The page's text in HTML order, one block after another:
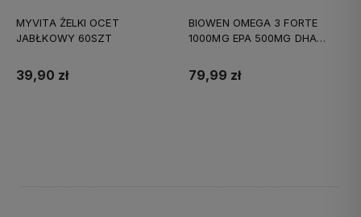
MYVITA ŻELKI OCET
JABŁKOWY 60SZT
39,90 zł
BIOWEN OMEGA 3 FORTE
1000MG EPA 500MG DHA
79,99 zł